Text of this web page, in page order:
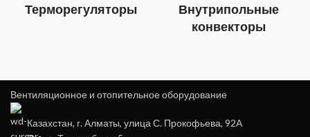
Терморегуляторы
Внутрипольные
конвекторы
Вентиляционное и отопительное оборудование
Казахстан, г. Алматы, улица С. Прокофьева, 92А